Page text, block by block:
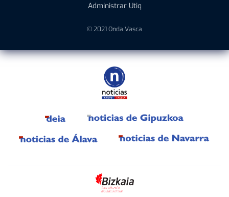
Administrar Utiq
© 2021 Onda Vasca